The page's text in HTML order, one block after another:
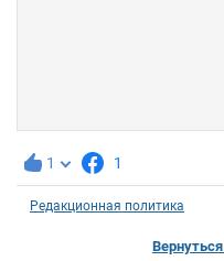
1 1
Редакционная политика